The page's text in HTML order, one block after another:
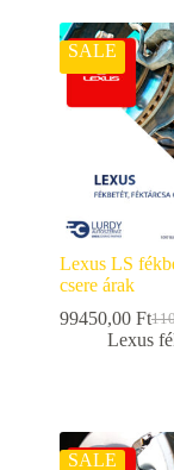
SALE
Lexus LS
csere árak
99450,00 Ft
Lexus
SALE